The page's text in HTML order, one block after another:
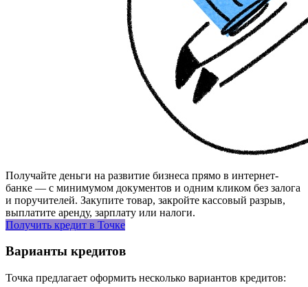
Получайте деньги на развитие бизнеса прямо в интернет-
банке — с минимумом документов и одним кликом без залога
и поручителей. Закупите товар, закройте кассовый разрыв,
выплатите аренду, зарплату или налоги.
Получить кредит в Точке
Варианты кредитов
Точка предлагает оформить несколько вариантов кредитов: